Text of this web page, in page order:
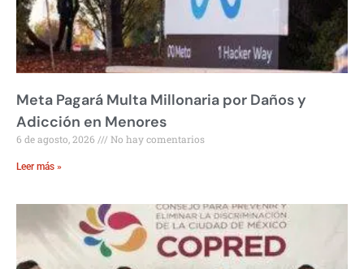
Meta Pagará Multa Millonaria por Daños y
Adicción en Menores
6 de agosto, 2026 No hay comentarios
Leer más »